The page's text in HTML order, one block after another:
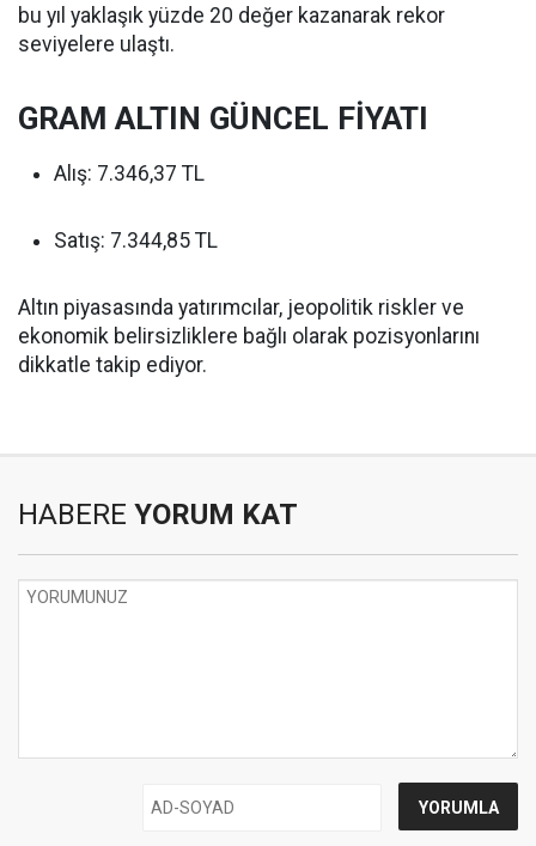
bu yıl yaklaşık yüzde 20 değer kazanarak rekor
seviyelere ulaştı.
GRAM ALTIN GÜNCEL FİYATI
Alış: 7.346,37 TL
Satış: 7.344,85 TL
Altın piyasasında yatırımcılar, jeopolitik riskler ve
ekonomik belirsizliklere bağlı olarak pozisyonlarını
dikkatle takip ediyor.
HABERE YORUM KAT